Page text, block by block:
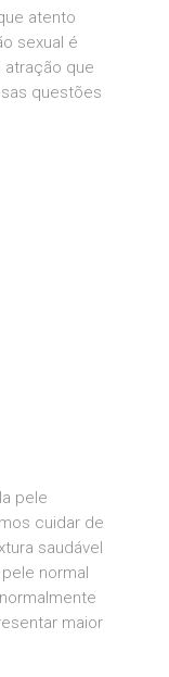
atento
sexual é
que
questões
pele
cuidar de
saudável
normal
maior